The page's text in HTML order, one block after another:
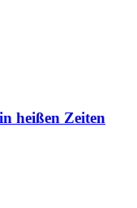
heißen Zeiten